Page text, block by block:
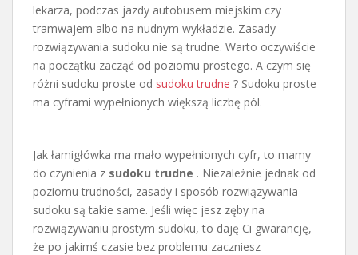
lekarza, podczas jazdy autobusem miejskim czy
tramwajem albo na nudnym wykładzie. Zasady
rozwiązywania sudoku nie są trudne. Warto oczywiście
na początku zacząć od poziomu prostego. A czym się
różni sudoku proste od sudoku trudne ? Sudoku proste
ma cyframi wypełnionych większą liczbę pól.
Jak łamigłówka ma mało wypełnionych cyfr, to mamy
do czynienia z sudoku trudne . Niezależnie jednak od
poziomu trudności, zasady i sposób rozwiązywania
sudoku są takie same. Jeśli więc jesz zęby na
rozwiązywaniu prostym sudoku, to daję Ci gwarancję,
że po jakimś czasie bez problemu zaczniesz